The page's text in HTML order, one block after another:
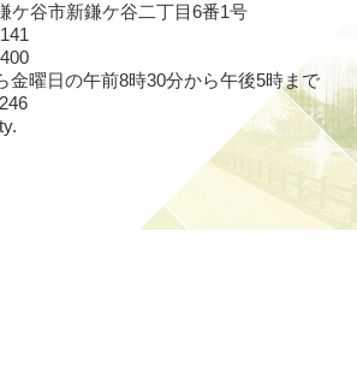
谷市新鎌ケ谷二丁目6番1号
金曜日の午前8時30分から午後5時まで